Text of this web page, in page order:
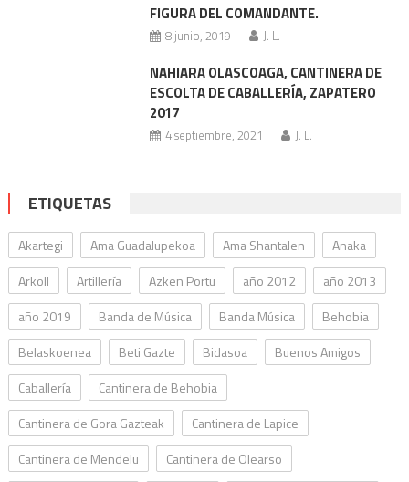
FIGURA DEL COMANDANTE.
8 junio, 2019 J. L.
NAHIARA OLASCOAGA, CANTINERA DE
ESCOLTA DE CABALLERÍA, ZAPATERO
2017
4 septiembre, 2021 J. L.
ETIQUETAS
Akartegi Ama Guadalupekoa Ama Shantalen
Anaka
Arkoll
Artillería Azken Portu año 2012
año 2013
año 2019
Banda de Música Banda Música
Behobia
Belaskoenea
Beti Gazte Bidasoa
Buenos Amigos
Caballería
Cantinera de Behobia
Cantinera de Gora Gazteak
Cantinera de Lapice
Cantinera de Mendelu
Cantinera de Olearso